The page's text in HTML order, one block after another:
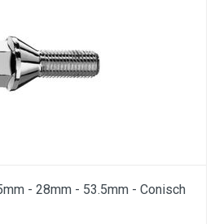
- 28mm - 53.5mm - Conisch